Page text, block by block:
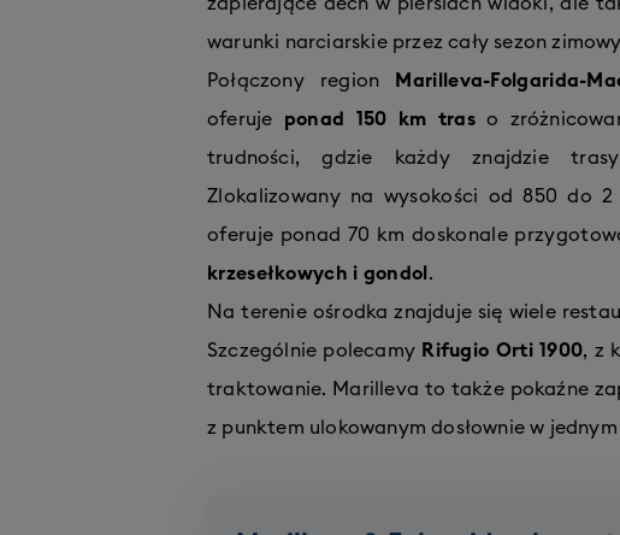
warunki narciarskie przez cały sezon
Połączony region Marilleva-Folgarida-
oferuje ponad 150 km traso
trudności, gdzie każdy znajdzie
Zlokalizowany na wysokości od 850 do 2
oferuje ponad 70 km doskonale
krzesełkowych i gondol .
Na terenie ośrodka znajduje się wiele
Szczególnie polecamy Rifugio Orti 1900, z
traktowanie. Marilleva to także pokaźne
z punktem ulokowanym dosłownie w